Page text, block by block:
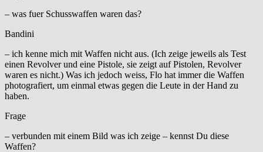
– was fuer Schusswaffen waren das?
Bandini
– ich kenne mich mit Waffen nicht aus. (Ich zeige jeweils als Test
einen Revolver und eine Pistole, sie zeigt auf Pistolen, Revolver
waren es nicht.) Was ich jedoch weiss, Flo hat immer die Waffen
photografiert, um einmal etwas gegen die Leute in der Hand zu
haben.
Frage
– verbunden mit einem Bild was ich zeige – kennst Du diese
Waffen?